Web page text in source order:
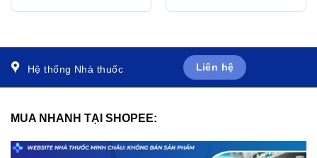
x 10 viên)
Hệ thống Nhà thuốc Liên hệ
MUA NHANH TẠI SHOPEE: